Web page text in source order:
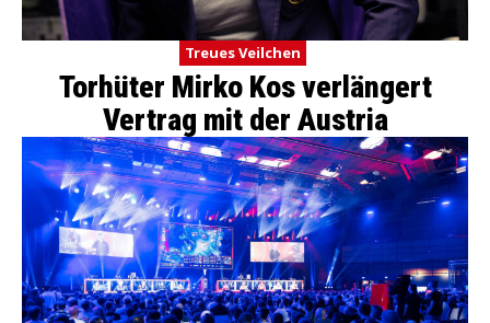
Treues Veilchen
Torhüter Mirko Kos verlängert
Vertrag mit der Austria